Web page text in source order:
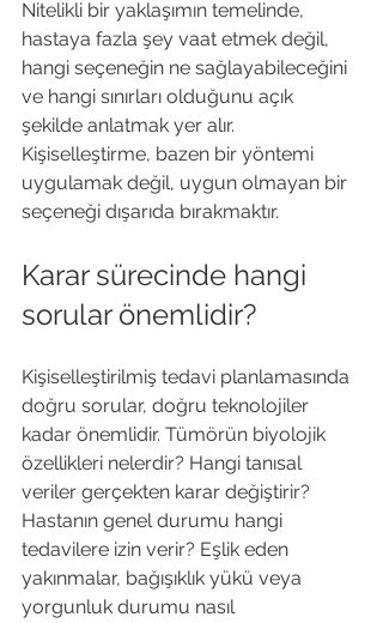
Nitelikli bir yaklaşımın temelinde,
hastaya fazla şey vaat etmek değil,
hangi seçeneğin ne sağlayabileceğini
ve hangi sınırları olduğunu açık
şekilde anlatmak yer alır.
Kişiselleştirme, bazen bir yöntemi
uygulamak değil, uygun olmayan bir
seçeneği dışarıda bırakmaktır.
Karar sürecinde hangi
sorular önemlidir?
Kişiselleştirilmiş tedavi planlamasında
doğru sorular, doğru teknolojiler
kadar önemlidir. Tümörün biyolojik
özellikleri nelerdir? Hangi tanısal
veriler gerçekten karar değiştirir?
Hastanın genel durumu hangi
tedavilere izin verir? Eşlik eden
yakınmalar, bağışıklık yükü veya
yorgunluk durumu nasıl